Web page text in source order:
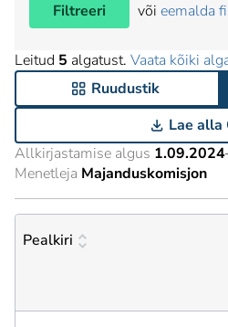
Filtreeri
või eemalda
Leitud 5 algatust. Vaata kõiki
Ruudustik
Lae alla
Allkirjastamise algus 1.09.2024
Menetleja Majanduskomisjon
Pealkiri